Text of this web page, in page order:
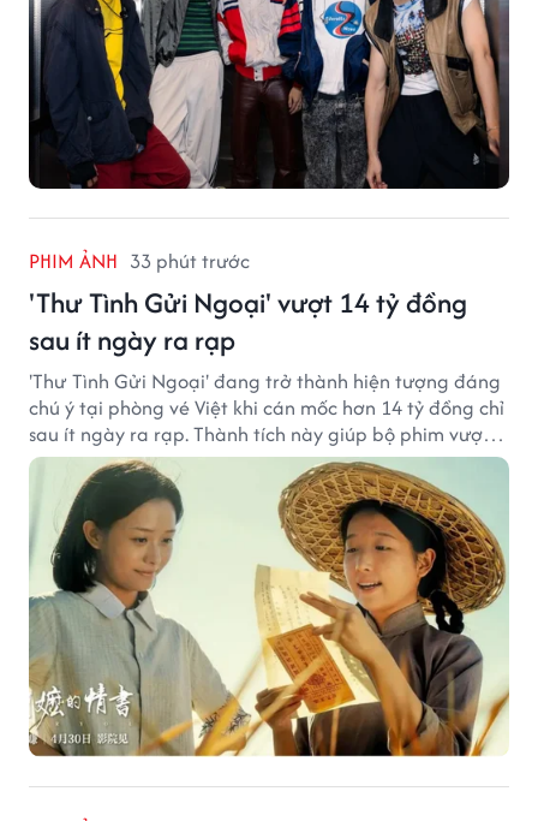
PHIM ẢNH 33 phút trước
'Thư Tình Gửi Ngoại' vượt 14 tỷ đồng
sau ít ngày ra rạp
'Thư Tình Gửi Ngoại' đang trở thành hiện tượng đáng
chú ý tại phòng vé Việt khi cán mốc hơn 14 tỷ đồng chỉ
sau ít ngày ra rạp. Thành tích này giúp bộ phim vượt
kỳ vọng ban đầu và duy trì sức hút giữa cuộc cạnh
tranh của nhiều tác phẩm lớn.